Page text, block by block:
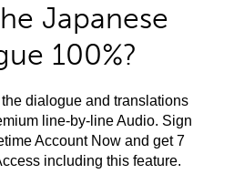
Japanese
100%?
dialogue and translations
line-by-line Audio. Sign
Account Now and get 7
including this feature.